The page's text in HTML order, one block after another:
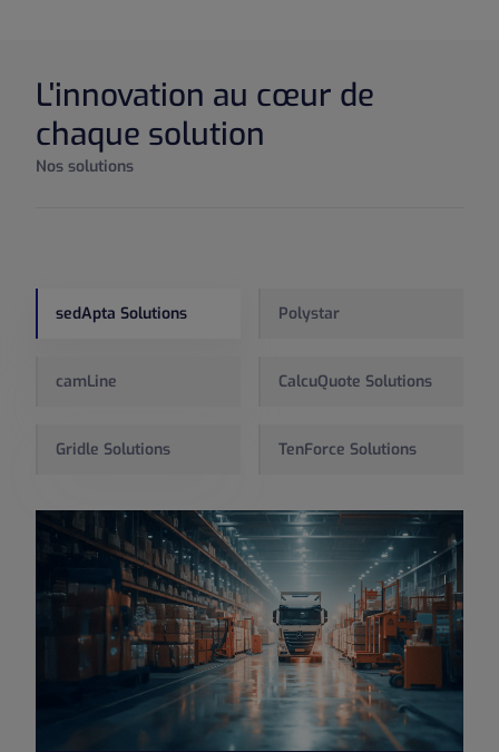
L'innovation au cœur de
chaque solution
Nos solutions
sedApta Solutions Polystar
camLine CalcuQuote Solutions
Gridle Solutions TenForce Solutions